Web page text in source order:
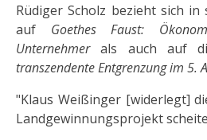
Rüdiger Scholz bezieht sich
auf Goethes Faust:
Unternehmerals auch auf
transzendente Entgrenzung im 5.
"Klaus Weißinger [widerlegt]
Landgewinnungsprojekt